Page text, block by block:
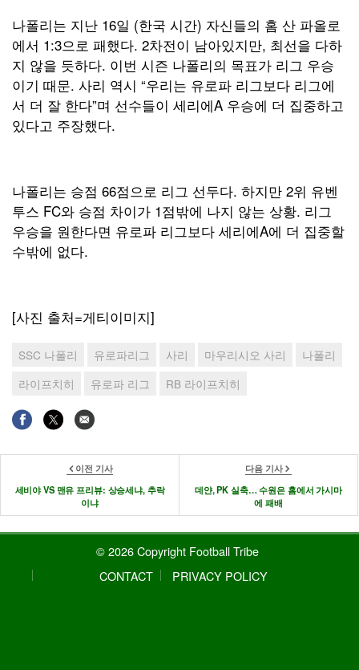
나폴리는 지난 16일 (한국 시간) 자신들의 홈 산 파올로
에서 1:3으로 패했다. 2차전이 남아있지만, 최선을 다하
지 않을 듯하다. 이번 시즌 나폴리의 목표가 리그 우승
이기 때문. 사리 역시 “우리는 유로파 리그보다 리그에
서 더 잘 한다”며 선수들이 세리에A 우승에 더 집중하고
있다고 주장했다.
나폴리는 승점 66점으로 리그 선두다. 하지만 2위 유벤
투스 FC와 승점 차이가 1점밖에 나지 않는 상황. 리그
우승을 원한다면 유로파 리그보다 세리에A에 더 집중할
수밖에 없다.
[사진 출처=게티이미지]
SSC 나폴리 유로파리그 사리 마우리시오 사리
나폴리
라이프치히
유로파 리그 RB 라이프치히
이전 기사
세비야 VS 맨유 프리뷰: 상승세냐, 추락
이냐
다음 기사
데얀, PK 실축… 수원은 홈에서 가시마
에 패배
© 2026 Copyright Football Tribe
CONTACT
PRIVACY POLICY